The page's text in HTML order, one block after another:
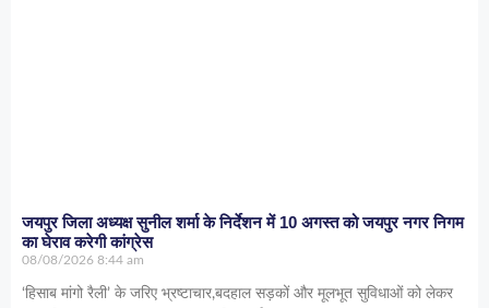
जयपुर जिला अध्यक्ष सुनील शर्मा के निर्देशन में 10 अगस्त को जयपुर नगर निगम
का घेराव करेगी कांग्रेस
08/08/2026 8:44 am
‘हिसाब मांगो रैली’ के जरिए भ्रष्टाचार,बदहाल सड़कों और मूलभूत सुविधाओं को लेकर